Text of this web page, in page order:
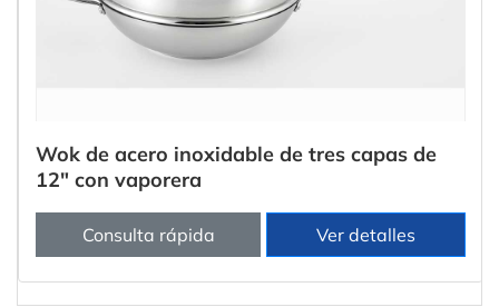
Wok de acero inoxidable de tres capas de
12" con vaporera
Consulta rápida Ver detalles